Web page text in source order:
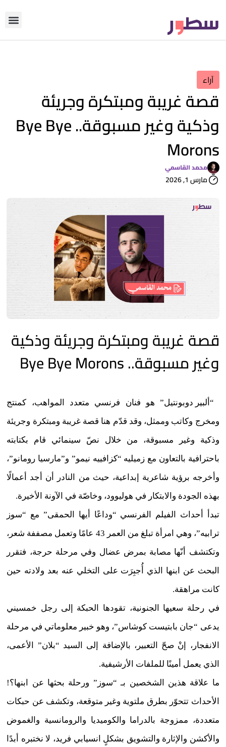
آراء
قصة غريبة ومبتكرة وجريئة
وذكية وغير مسبوقة.. Bye Bye
Morons
محمد القاسمي
مارس 1, 2026
قصة غريبة ومبتكرة وجريئة وذكية
وغير مسبوقة.. Bye Bye Morons
“ألبير دوبونتيل” هو فنان فرنسي متعدد المواهب، كمنتج
ومخرج وكاتب وممثل، وقد قدّم هنا قصة غريبة ومبتكرة وجريئة
وذكية وغير مسبوقة، من خلال نصّ سينمائي قام بكتابته
باحترافية بالتعاون مع زميليه “كزافييه نيمو” و”مارسيا رومانو”،
وأخرجه برؤية شاعرية إبداعية، حيث من النادر أن أجد أعمالًا
بهذه الجودة والابتكار في هوليوود، وخاصّة في الآونة الأخيرة.
تبدأ أحداث الفيلم الفرنسي “وداعًا أيها الحمقى” مع “سوز
ترابيه”، وهي امرأة تبلغ من العمر 43 عامًا وتعمل مصففة شعر،
وتكتشف أنّها مصابة بمرض عضال وفي مرحلة حرجة، فتقرر
البحث عن ابنها الذي أُجبِرَت على التخلي عنه بعد ولادته حين
كانت مراهقة.
في رحلة سعيها الجنونية، تقودها الحبكة إلى رجل خمسيني
يدعى “جان بابتيست كوشاس”، وهو خبير معلوماتي في مرحلة
الانفجار، إنْ صحّ التعبير، بالإضافة إلى السيد “بلان” الأعمى،
الذي يعمل أمينًا للملفات الأرشيفية.
ما علاقة هذين الشخصين بـ “سوز” ورحلة بحثها عن ابنها؟!
الأحداث تتحوّر بطرق ملتوية وغير متوقعة، وتكشف عن حبكات
متعددة، ممزوجة بالدراما والكوميديا والرومانسية والغموض
والأكشن والإثارة والتشويق بشكلٍ انسيابي فريد، لا نختبره أبدًا